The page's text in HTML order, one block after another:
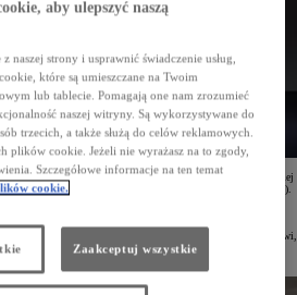
nowej architekturze dla samochodów elektrycznych (na tej samej
ekskluzywnego sedana LF-ZC, a także sportową Toyotę FT-Se).
który łączy w sobie zaawansowaną stylistykę z możliwie
rozciągają się od dolnej krawędzi nadwozia do górnej części drzwi,
akumulatora, temperaturze w kabinie czy jakości
aby ulepszyć naszą
naszej strony i usprawnić świadczenie usług,
które są umieszczane na Twoim
lub tablecie. Pomagają one nam zrozumieć
naszej witryny. Są wykorzystywane do
trzecich, a także służą do celów reklamowych.
plików cookie. Jeżeli nie wyrażasz na to zgody,
Szczegółowe informacje na ten temat
cookie.
Zaakceptuj wszystkie